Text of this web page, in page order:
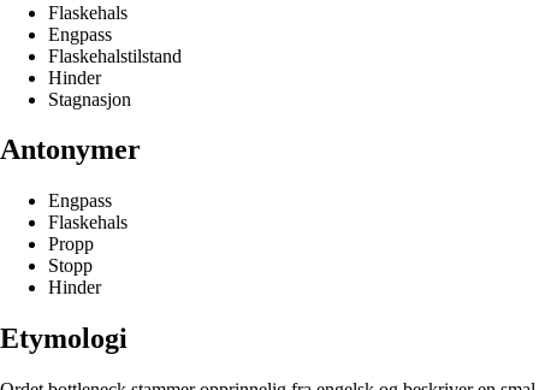
Flaskehals
Engpass
Flaskehalstilstand
Hinder
Stagnasjon
Antonymer
Engpass
Flaskehals
Propp
Stopp
Hinder
Etymologi